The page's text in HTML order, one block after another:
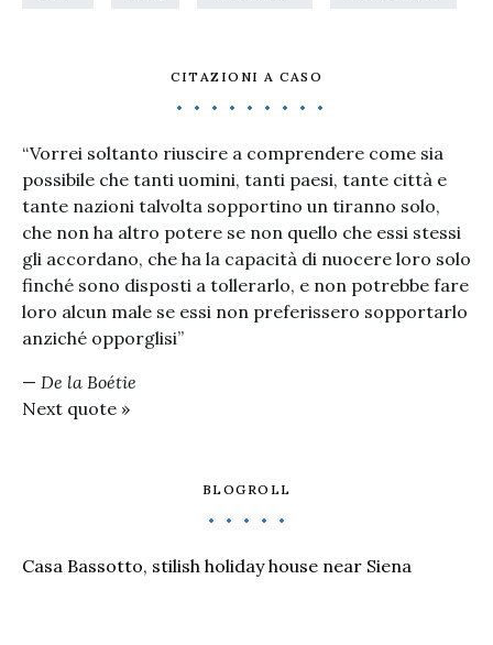
CITAZIONI A CASO
“Vorrei soltanto riuscire a comprendere come sia
possibile che tanti uomini, tanti paesi, tante città e
tante nazioni talvolta sopportino un tiranno solo,
che non ha altro potere se non quello che essi stessi
gli accordano, che ha la capacità di nuocere loro solo
finché sono disposti a tollerarlo, e non potrebbe fare
loro alcun male se essi non preferissero sopportarlo
anziché opporglisi”
— De la Boétie
Next quote »
BLOGROLL
Casa Bassotto, stilish holiday house near Siena